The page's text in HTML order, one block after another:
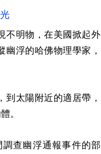
不明物，在美國掀起外
浮的哈佛物理學家，
太陽附近的適居帶，
。
查幽浮通報事件的部